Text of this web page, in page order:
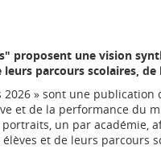
proposent une vision
parcours scolaires, de
» sont une publication
et de la performance du
un par académie,
et de leurs parcours